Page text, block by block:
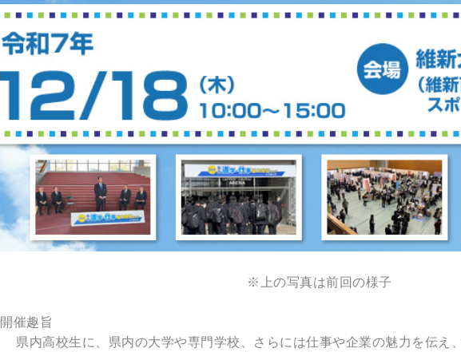
※上の写真は前回の様子
開催趣旨
県内高校生に、県内の大学や専門学校、さらには仕事や企業の魅力を伝え